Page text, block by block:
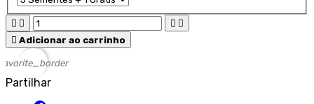
   
 Adicionar ao carrinho
favorite_border
Partilhar